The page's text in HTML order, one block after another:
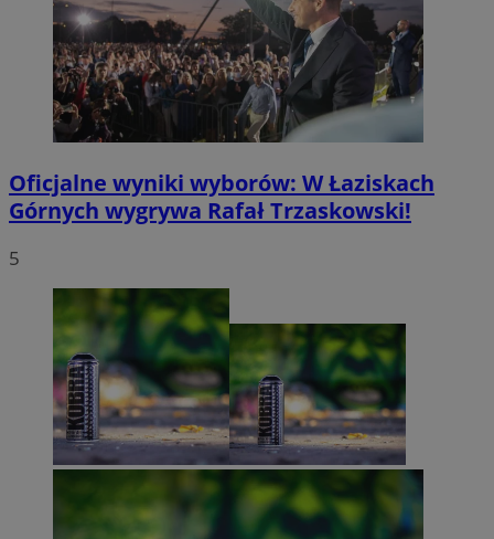
Oficjalne wyniki wyborów: W Łaziskach
Górnych wygrywa Rafał Trzaskowski!
5